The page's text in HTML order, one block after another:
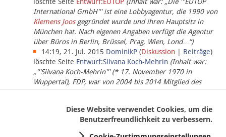
löschte Seite Entwurf:EUTOP (Inhalt war: „Die '''EUTOP
International GmbH''' ist eine Lobbyagentur, die 1990 von
Klemens Joosgegründet wurde und ihren Hauptsitz in
München hat. Nach eigenen Angaben verfügt die Agentur
über Büros in Berlin, Brüssel, Prag, Wien, Lond…“)
14:19, 21. Jul. 2015 DominikP (Diskussion Beiträge)
löschte Seite Entwurf:Silvana Koch-Mehrin (Inhalt war:
„'''Silvana Koch-Mehrin''' (* 17. November 1970 in
Wuppertal), FDP, war von 2004 bis 2014 Mitglied des
Europäischen Parlaments, seit November 2014 ist sie für
Diese Website verwendet Cookies, um die
Benutzerfreundlichkeit zu verbessern.